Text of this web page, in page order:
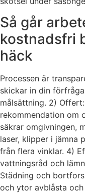
Så går
kostnadsfri
häck
Processen är
skickar in din
målsättning. 2)
rekommendation om
säkrar omgivningen,
laser, klipper i jämna
från flera vinklar. 4)
vattningsråd och
Städning och
och ytor avblåsta